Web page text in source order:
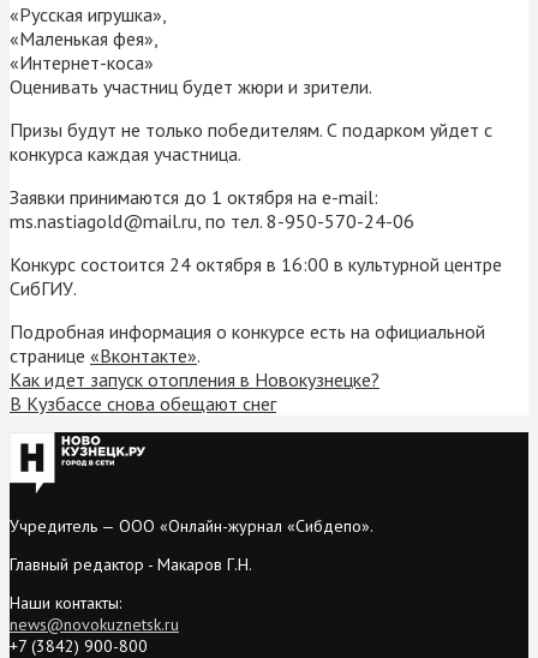
«Русская игрушка»,
«Маленькая фея»,
«Интернет-коса»
Оценивать участниц будет жюри и зрители.
Призы будут не только победителям. С подарком уйдет с
конкурса каждая участница.
Заявки принимаются до 1 октября на e-mail:
ms.nastiagold@mail.ru, по тел. 8-950-570-24-06
Конкурс состоится 24 октября в 16:00 в культурной центре
СибГИУ.
Подробная информация о конкурсе есть на официальной
странице «Вконтакте».
Как идет запуск отопления в Новокузнецке?
В Кузбассе снова обещают снег
Учредитель — ООО «Онлайн-журнал «Сибдепо».
Главный редактор - Макаров Г.Н.
Наши контакты:
news@novokuznetsk.ru
+7 (3842) 900-800